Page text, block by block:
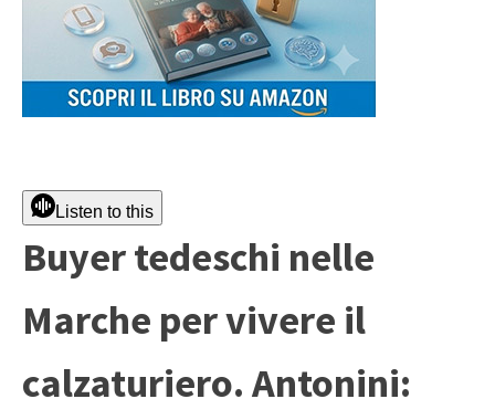
Listen to this
Buyer tedeschi nelle
Marche per vivere il
calzaturiero. Antonini: